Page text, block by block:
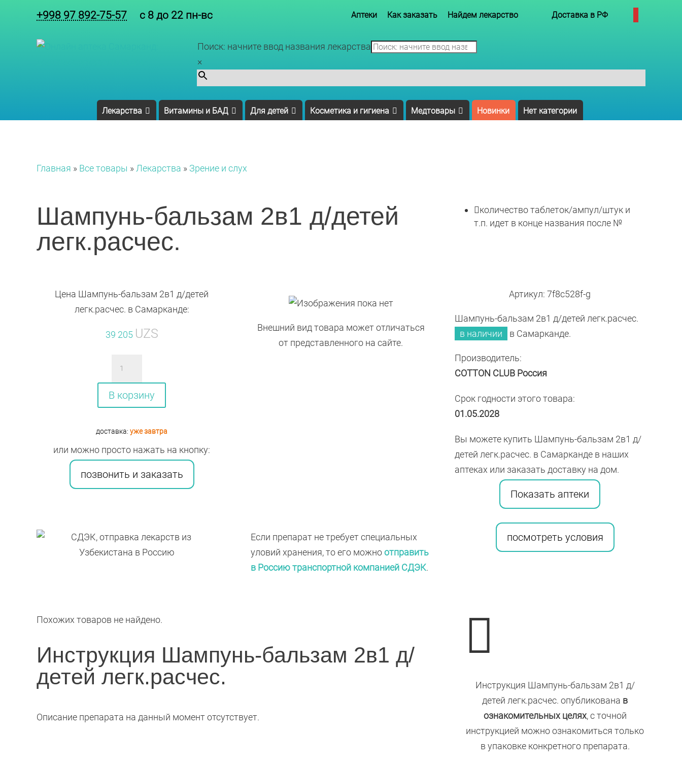
+998 97 892-75-57 с 8 до 22 пн-вс Аптеки Как заказать Найдем лекарство Доставка в РФ
Поиск: начните ввод названия лекарства
×
Лекарства Витамины и БАД Для детей Косметика и гигиена Медтовары Новинки Нет категории
Главная » Все товары »Лекарства » Зрение и слух
Шампунь-бальзам 2в1 д/детей
легк.расчес.
количество таблеток/ампул/штук и
т.п. идет в конце названия после №
Цена Шампунь-бальзам 2в1 д/детей
легк.расчес. в Самарканде:
39 205 UZS
Шампунь-
бальзам
детей
В корзину
доставка:уже завтра
или можно просто нажать на кнопку:
позвонить и заказать
Внешний вид товара может отличаться
от представленного на сайте.
Артикул: 7f8c528f-g
Шампунь-бальзам 2в1 д/детей легк.расчес.
в наличии
в Самарканде.
Производитель:
COTTON CLUB Россия
Срок годности этого товара:
01.05.2028
Вы можете купить Шампунь-бальзам 2в1 д/
детей легк.расчес. в Самарканде в наших
аптеках или заказать доставку на дом.
Показать аптеки
Если препарат не требует специальных
уловий хранения, то его можноотправить
в Россию транспортной компанией СДЭК.
посмотреть условия
Похожих товаров не найдено.
Инструкция Шампунь-бальзам 2в1 д/
детей легк.расчес.
Описание препарата на данный момент отсутствует.

Инструкция Шампунь-бальзам 2в1 д/
детей легк.расчес. опубликована в
ознакомительных целях, с точной
инструкцией можно ознакомиться только
в упаковке конкретного препарата.